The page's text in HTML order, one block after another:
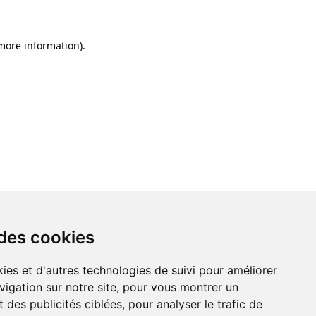
cookies
et d'autres technologies de suivi pour améliorer
sur notre site, pour vous montrer un
des publicités ciblées, pour analyser le trafic de
information).